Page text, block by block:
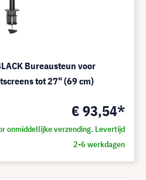
Bureausteun voor
tot 27" (69 cm)
€ 93,54*
onmiddellijke verzending. Levertijd
2-6 werkdagen